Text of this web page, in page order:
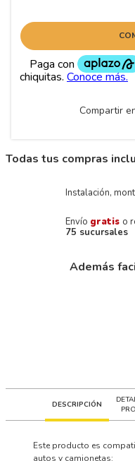
Compartir
Todas tus compras
Instalación,
Envío gratis o
75 sucursales
Además
DESCRIPCIÓN
Este producto es
autos y camionetas: